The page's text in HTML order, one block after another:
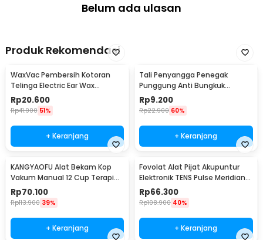
Belum ada ulasan
Produk Rekomendasi
WaxVac Pembersih Kotoran
Telinga Electric Ear Wax
Vacuum Silicon Tip - 682
Rp20.600
Rp41.900 51%
+ Keranjang
Tali Penyangga Penegak
Punggung Anti Bungkuk
Posture Corrector Size S
Rp9.200
Rp22.900 60%
+ Keranjang
KANGYAOFU Alat Bekam Kop
Vakum Manual 12 Cup Terapi
Cupping Set - KN12
Rp70.100
Rp113.900 39%
+ Keranjang
Fovolat Alat Pijat Akupuntur
Elektronik TENS Pulse Meridian
Massager - SY-D2-116
Rp66.300
Rp108.900 40%
+ Keranjang